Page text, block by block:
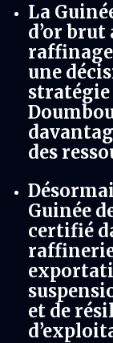
La
d’or brut
une
des
Guinée
certifié
et de